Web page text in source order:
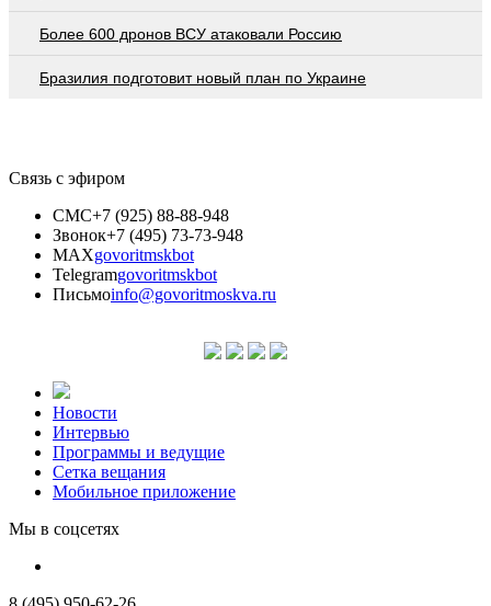
Более 600 дронов ВСУ атаковали Россию
Бразилия подготовит новый план по Украине
Связь с эфиром
СМС+7 (925) 88-88-948
Звонок+7 (495) 73-73-948
MAXgovoritmskbot
Telegramgovoritmskbot
Письмоinfo@govoritmoskva.ru
Новости
Интервью
Программы и ведущие
Сетка вещания
Мобильное приложение
Мы в соцсетях